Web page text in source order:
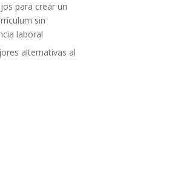
para crear un
sin
laboral
alternativas al